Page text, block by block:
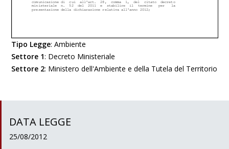
Tipo Legge:Ambiente
Settore 1: Decreto Ministeriale
Settore 2: Ministero dell'Ambiente e della Tutela del Territorio
DATA LEGGE
25/08/2012